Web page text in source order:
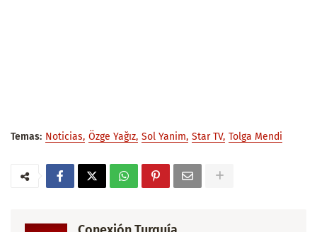
Temas: Noticias Özge Yağız Sol Yanim Star TV Tolga Mendi